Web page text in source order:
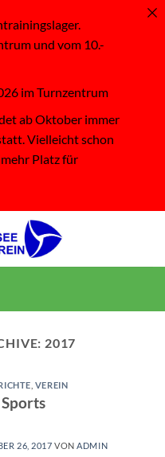
und vom 10.-
im Turnzentrum
ab Oktober immer
Vielleicht schon
Platz für
2017
VEREIN
26, 2017 VONADMIN